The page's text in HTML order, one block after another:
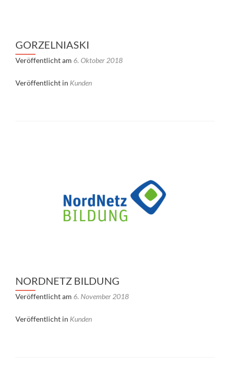
GORZELNIASKI
Veröffentlicht am 6. Oktober 2018
Veröffentlicht in Kunden
NORDNETZ BILDUNG
Veröffentlicht am 6. November 2018
Veröffentlicht in Kunden